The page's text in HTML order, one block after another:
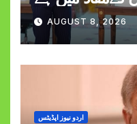
شہبازشریف
AUGUST 8, 2026
اردو نیوز اپڈیٹس